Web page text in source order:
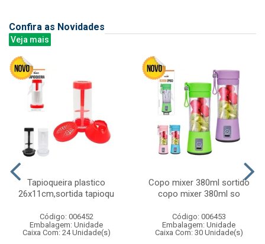
Confira as Novidades
Veja mais
Tapioqueira plastico
26x11cm,sortida tapioqu
Código: 006452
Embalagem: Unidade
Caixa Com: 24 Unidade(s)
Copo mixer 380ml sortido
copo mixer 380ml so
Código: 006453
Embalagem: Unidade
Caixa Com: 30 Unidade(s)